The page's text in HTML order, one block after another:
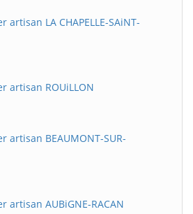
artisan LA CHAPELLE-SAiNT-
artisan ROUiLLON
artisan BEAUMONT-SUR-
artisan AUBiGNE-RACAN